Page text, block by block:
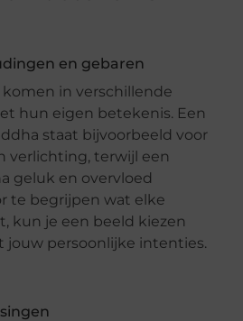
en gebaren
in verschillende
hun eigen betekenis. Een
staat bijvoorbeeld voor
verlichting, terwijl een
geluk en overvloed
te begrijpen wat elke
kun je een beeld kiezen
jouw persoonlijke intenties.